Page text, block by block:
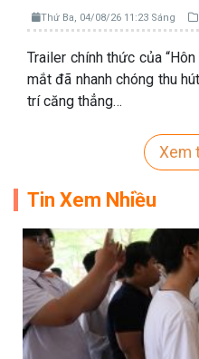
Thứ Ba, 04/08/26 11:23 Sáng
Trailer chính thức của
mắt đã nhanh chóng thu
trí căng thẳng…
Xem
Tin Xem Nhiều